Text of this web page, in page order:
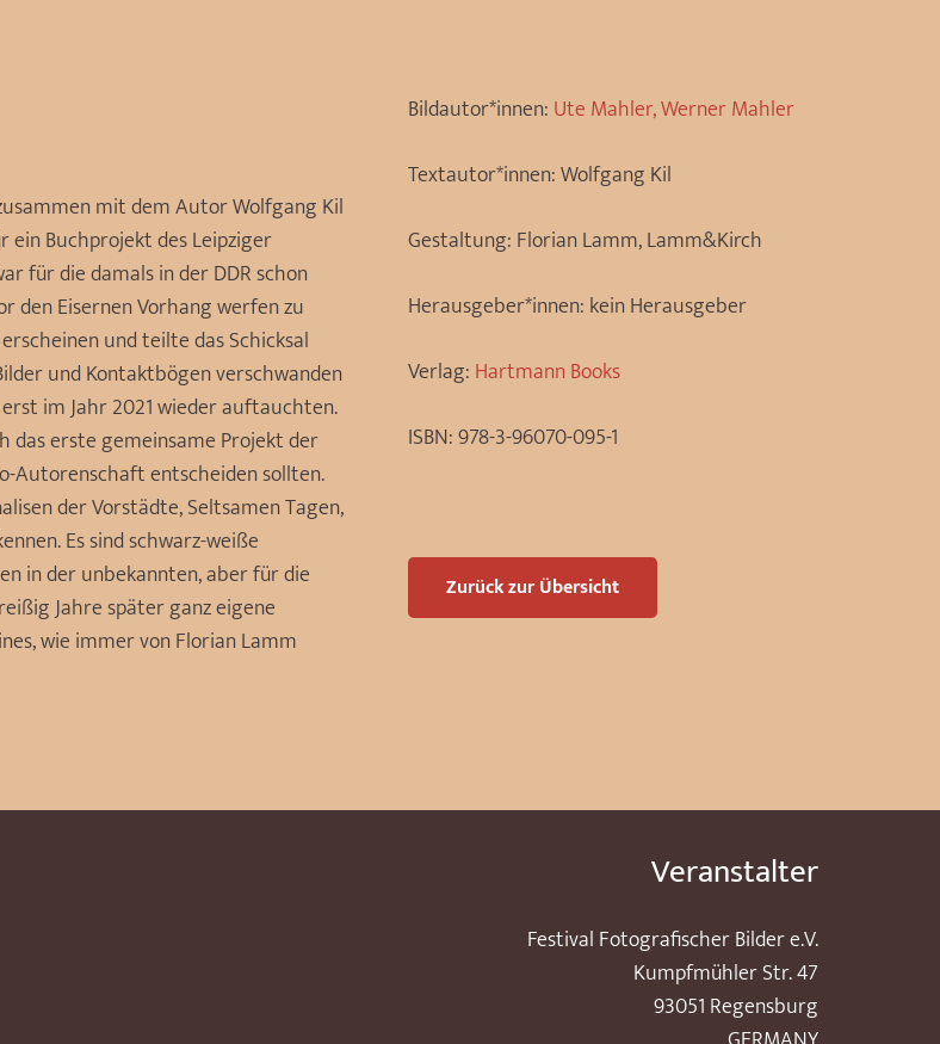
mit dem Autor Wolfgang Kil
ein Buchprojekt des Leipziger
für die damals in der DDR schon
den Eisernen Vorhang werfen zu
und teilte das Schicksal
und Kontaktbögen verschwanden
im Jahr 2021 wieder auftauchten.
das erste gemeinsame Projekt der
Autorenschaft entscheiden sollten.
der Vorstädte, Seltsamen Tagen,
Es sind schwarz-weiße
in der unbekannten, aber für die
Jahre später ganz eigene
wie immer von Florian Lamm
Bildautor*innen: Ute Mahler, Werner Mahler
Textautor*innen:Wolfgang Kil
Gestaltung: Florian Lamm, Lamm&Kirch
Herausgeber*innen: kein Herausgeber
Verlag: Hartmann Books
ISBN:978-3-96070-095-1
Zurück zur Übersicht
Veranstalter
Festival Fotografischer Bilder e.V.
Kumpfmühler Str. 47
93051 Regensburg